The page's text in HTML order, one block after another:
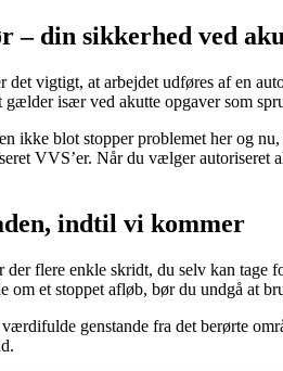
– din sikkerhed ved
vigtigt, at arbejdet udføres af en
gælder især ved akutte opgaver som
ikke blot stopper problemet her og
VVS’er. Når du vælger
indtil vi kommer
flere enkle skridt, du selv kan tage
om et stoppet afløb, bør du undgå at
genstande fra det berørte